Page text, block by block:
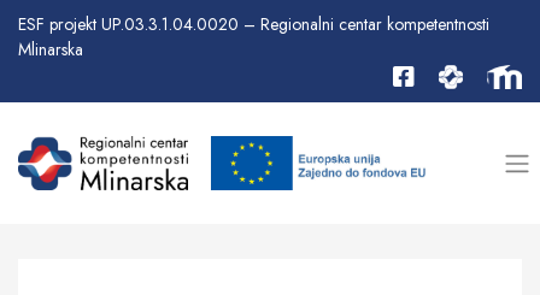
ESF projekt UP.03.3.1.04.0020 – Regionalni centar kompetentnosti
Mlinarska